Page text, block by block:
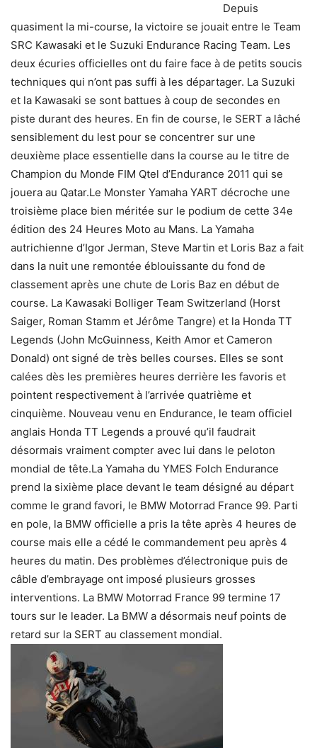
Depuis
quasiment la mi-course, la victoire se jouait entre le Team
SRC Kawasaki et le Suzuki Endurance Racing Team. Les
deux écuries officielles ont du faire face à de petits soucis
techniques qui n’ont pas suffi à les départager. La Suzuki
et la Kawasaki se sont battues à coup de secondes en
piste durant des heures. En fin de course, le SERT a lâché
sensiblement du lest pour se concentrer sur une
deuxième place essentielle dans la course au le titre de
Champion du Monde FIM Qtel d’Endurance 2011 qui se
jouera au Qatar.Le Monster Yamaha YART décroche une
troisième place bien méritée sur le podium de cette 34e
édition des 24 Heures Moto au Mans. La Yamaha
autrichienne d’Igor Jerman, Steve Martin et Loris Baz a fait
dans la nuit une remontée éblouissante du fond de
classement après une chute de Loris Baz en début de
course. La Kawasaki Bolliger Team Switzerland (Horst
Saiger, Roman Stamm et Jérôme Tangre) et la Honda TT
Legends (John McGuinness, Keith Amor et Cameron
Donald) ont signé de très belles courses. Elles se sont
calées dès les premières heures derrière les favoris et
pointent respectivement à l’arrivée quatrième et
cinquième. Nouveau venu en Endurance, le team officiel
anglais Honda TT Legends a prouvé qu’il faudrait
désormais vraiment compter avec lui dans le peloton
mondial de tête.La Yamaha du YMES Folch Endurance
prend la sixième place devant le team désigné au départ
comme le grand favori, le BMW Motorrad France 99. Parti
en pole, la BMW officielle a pris la tête après 4 heures de
course mais elle a cédé le commandement peu après 4
heures du matin. Des problèmes d’électronique puis de
câble d’embrayage ont imposé plusieurs grosses
interventions. La BMW Motorrad France 99 termine 17
tours sur le leader. La BMW a désormais neuf points de
retard sur la SERT au classement mondial.